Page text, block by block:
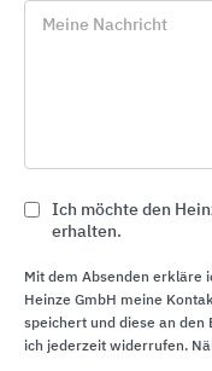
euro_symbol
import_contacts
location_on
Meine Nachricht
Ich möchte den
erhalten.
Mit dem Absenden erkläre
Heinze GmbH meine
speichert und diese an den
ich jederzeit widerrufen.